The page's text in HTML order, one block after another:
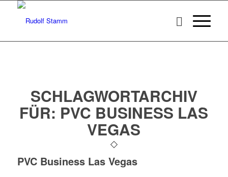
SCHLAGWORTARCHIV
FÜR: PVC BUSINESS LAS
VEGAS
PVC Business Las Vegas